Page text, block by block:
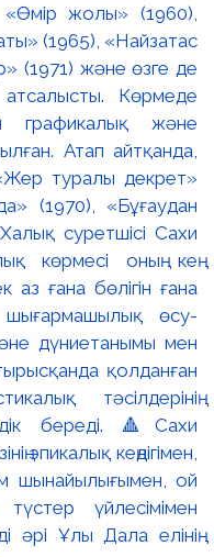
жолы» (1960),
(1965), «Найзатас
(1971) және өзге де
атсалысты. Көрмеде
графикалық және
Атап айтқанда,
туралы декрет»
(1970), «Бұғаудан
суретшісі Сахи
көрмесі оның кең
аз ғана бөлігін ғана
шығармашылық өсу-
дүниетанымы мен
қолданған
тәсілдерінің
береді. 🔺Сахи
эпикалық кеңдігімен,
шынайылығымен, ой
үйлесімімен
әрі Ұлы Дала елінің